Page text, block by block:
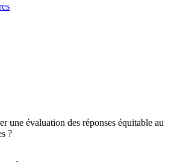
une évaluation des réponses équitable au
?